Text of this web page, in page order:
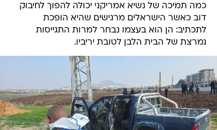
כמה תמיכה של נשיא אמריקני יכולה להפוך לחיבוק
דוב כאשר הישראלים מרגישים שהיא הופכת
לתכתיב: הן הוא בעצמו נבחר למרות התגייסות
נמרצת של הבית הלבן לטובת יריביו.